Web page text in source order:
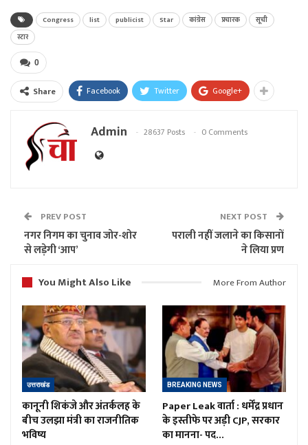
Congress list publicist Star कांग्रेस प्रचारक
सूची
स्टार
0
Share Facebook Twitter Google+
Admin 28637 Posts 0 Comments
PREV POST
नगर निगम का चुनाव जोर-शोर
से लड़ेगी ‘आप’
NEXT POST
पराली नहीं जलाने का किसानों
ने लिया प्रण
You Might Also Like
More From Author
उत्तराखंड
कानूनी शिकंजे और अंतर्कलह के
बीच उलझा मंत्री का राजनीतिक
भविष्य
BREAKING NEWS
Paper Leak वार्ता : धर्मेंद्र प्रधान
के इस्तीफे पर अड़ी CJP, सरकार
का मानना- पद…